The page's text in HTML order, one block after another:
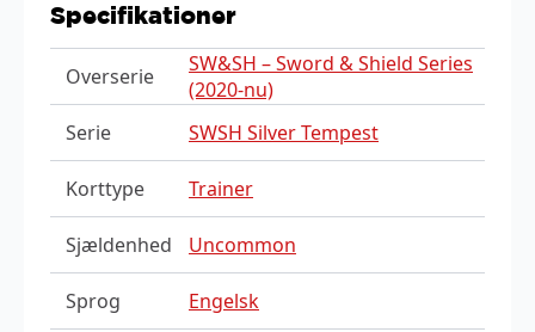
Specifikationer
Overserie
SW&SH – Sword & Shield Series
(2020-nu)
Serie
SWSH Silver Tempest
Korttype Trainer
Sjældenhed Uncommon
Sprog Engelsk